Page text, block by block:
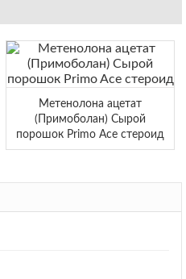
Метенолона ацетат
(Примоболан) Сырой
порошок Primo Ace стероид